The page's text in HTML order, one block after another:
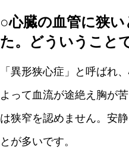
○心臓の血管に狭
た。どういうこと
「異形狭心症」と呼ばれ
よって血流が途絶え胸が
は狭窄を認めません。安
とが多いです。